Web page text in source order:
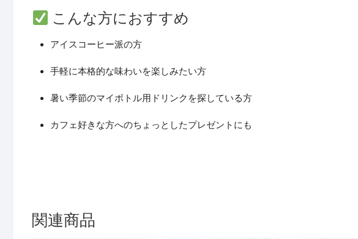
こんな方におすすめ
アイスコーヒー派の方
手軽に本格的な味わいを楽しみたい方
暑い季節のマイボトル用ドリンクを探している方
カフェ好きな方へのちょっとしたプレゼントにも
関連商品